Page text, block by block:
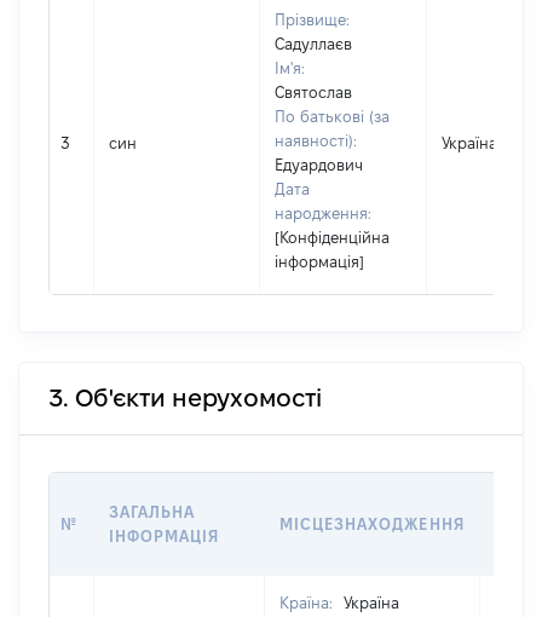
3 син
Прізвище:
Садуллаєв
Ім'я:
Святослав
По батькові (за
наявності):
Едуардович
Дата
народження:
[Конфіденційна
інформація]
Україна
3. Об'єкти нерухомості
№
ЗАГАЛЬНА
ІНФОРМАЦІЯ
МІСЦЕЗНАХОДЖЕННЯ
Країна:
Україна